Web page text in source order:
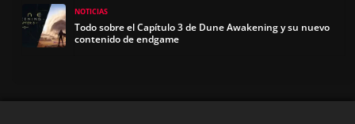
NOTICIAS
Todo sobre el Capítulo 3 de Dune Awakening y su nuevo
contenido de endgame